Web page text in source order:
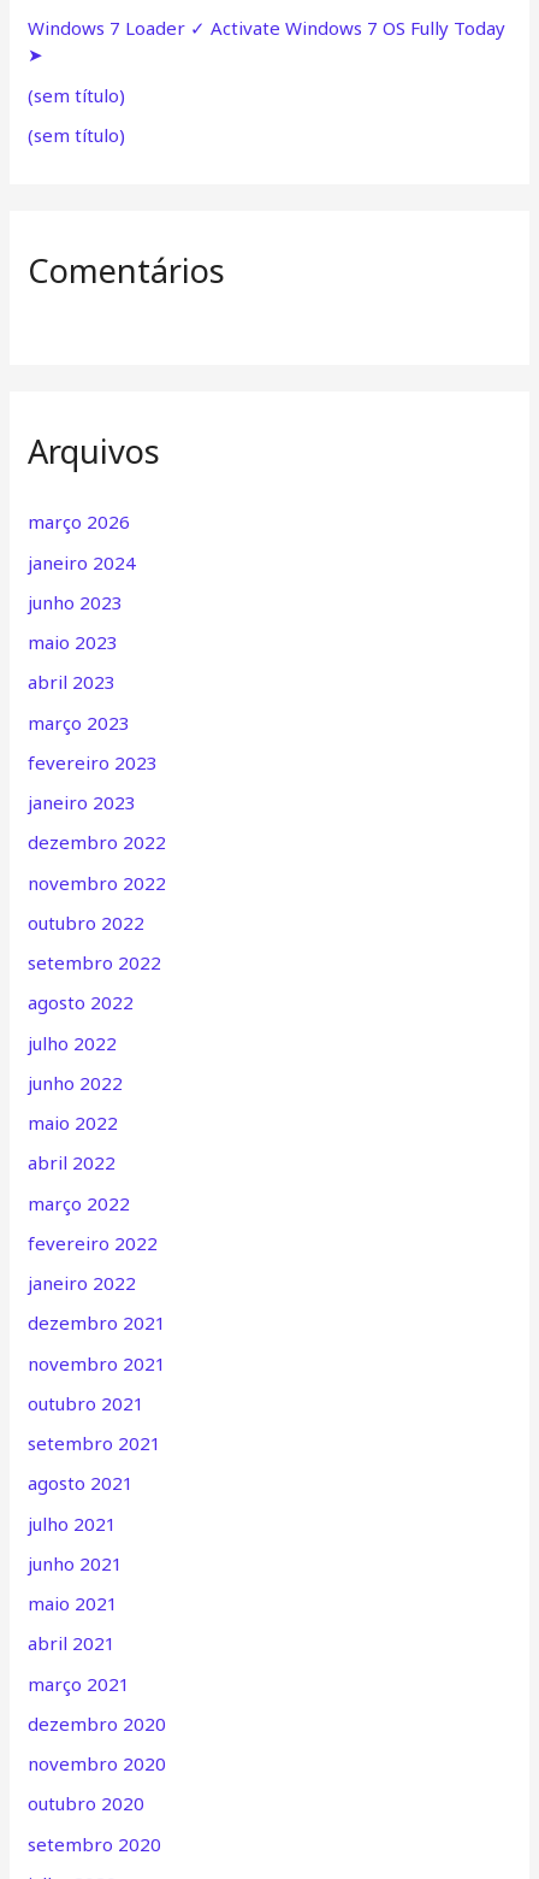
r
p
o
r
Windows 7 Loader ✓ Activate Windows 7 OS Fully Today
➤
(sem título)
(sem título)
Comentários
Arquivos
março 2026
janeiro 2024
junho 2023
maio 2023
abril 2023
março 2023
fevereiro 2023
janeiro 2023
dezembro 2022
novembro 2022
outubro 2022
setembro 2022
agosto 2022
julho 2022
junho 2022
maio 2022
abril 2022
março 2022
fevereiro 2022
janeiro 2022
dezembro 2021
novembro 2021
outubro 2021
setembro 2021
agosto 2021
julho 2021
junho 2021
maio 2021
abril 2021
março 2021
dezembro 2020
novembro 2020
outubro 2020
setembro 2020